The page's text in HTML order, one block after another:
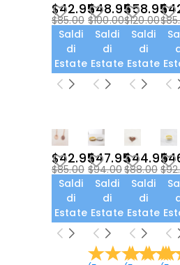
$42.95
$85.00
Saldi
di
Estate
$48.95
$100.00
Saldi
di
Estate
$58.95
$120.00
Saldi
di
Estate
$42.95
$85.00
Saldi
di
Estate
$47.95
$94.00
Saldi
di
Estate
$44.95
$88.00
Saldi
di
Estate